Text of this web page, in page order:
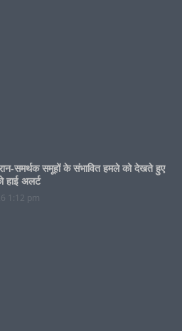
समर्थक समूहों के संभावित हमले को देखते हुए
हाई अलर्ट
1:12 pm